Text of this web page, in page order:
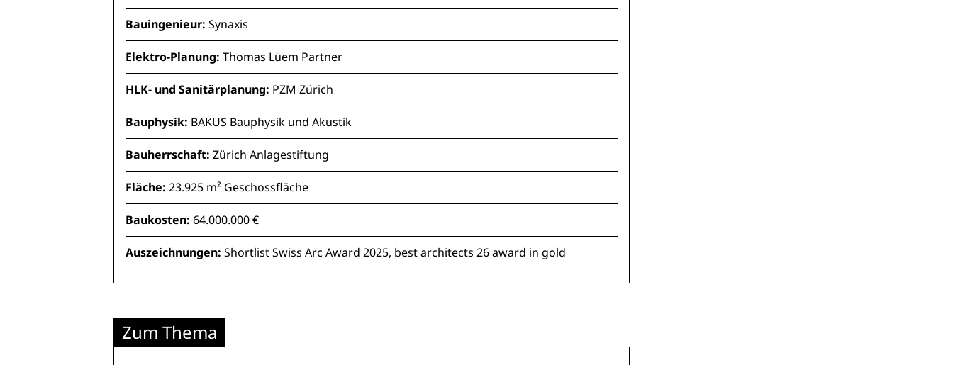
Bauingenieur: Synaxis
Elektro-Planung: Thomas Lüem Partner
HLK- und Sanitärplanung: PZM Zürich
Bauphysik: BAKUS Bauphysik und Akustik
Bauherrschaft: Zürich Anlagestiftung
Fläche: 23.925 m² Geschossfläche
Baukosten: 64.000.000 €
Auszeichnungen: Shortlist Swiss Arc Award 2025, best architects 26 award in gold
Zum Thema